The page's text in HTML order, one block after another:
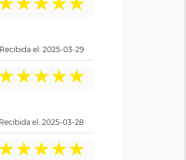
el: 2025-03-29
★★★★
el: 2025-03-28
★★★★